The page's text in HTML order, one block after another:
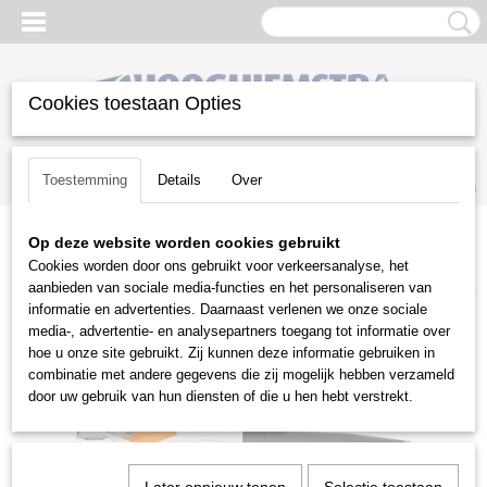
Inloggen Registreren
(0)
Home >Reiniging> Bladblazers>Stihl >Accu bladblazers
BGA 60 met accu & lader
Cookies toestaan Opties
Toestemming Details Over
Op deze website worden cookies gebruikt
Cookies worden door ons gebruikt voor verkeersanalyse, het
aanbieden van sociale media-functies en het personaliseren van
informatie en advertenties. Daarnaast verlenen we onze sociale
media-, advertentie- en analysepartners toegang tot informatie over
hoe u onze site gebruikt. Zij kunnen deze informatie gebruiken in
combinatie met andere gegevens die zij mogelijk hebben verzameld
door uw gebruik van hun diensten of die u hen hebt verstrekt.